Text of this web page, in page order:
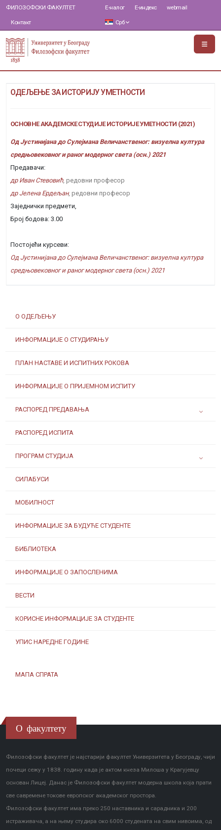
ФИЛОЗОФСКИ ФАКУЛТЕТ
Контакт
Е-налог Е-индекс webmail
Срб
О ОДЕЉЕЊУ
ИНФОРМАЦИЈЕ О СТУДИРАЊУ
ПЛАН НАСТАВЕ И ИСПИТНИХ РОКОВА
ИНФОРМАЦИЈЕ О ПРИЈЕМНОМ ИСПИТУ
РАСПОРЕД ПРЕДАВАЊА
РАСПОРЕД ИСПИТА
ПРОГРАМ СТУДИЈА
СИЛАБУСИ
МОБИЛНОСТ
ИНФОРМАЦИЈЕ ЗА БУДУЋЕ СТУДЕНТЕ
БИБЛИОТЕКА
ИНФОРМАЦИЈЕ О ЗАПОСЛЕНИМА
ВЕСТИ
КОРИСНЕ ИНФОРМАЦИЈЕ ЗА СТУДЕНТЕ
УПИС НАРЕДНЕ ГОДИНЕ
МАПА СПРАТА
ОДЕЉЕЊЕ ЗА ИСТОРИЈУ УМЕТНОСТИ
ОСНОВНЕ АКАДЕМСКЕ СТУДИЈЕ ИСТОРИЈЕ УМЕТНОСТИ (2021)
Од Јустинијана до Сулејмана Величанственог: визуелна култура
средњовековног и раног модерног света (осн.) 2021
Предавачи:
др Иван Стевовић, редовни професор
др Јелена Ердељан, редовни професор
Заједнички предмети,
Број бодова: 3.00
Постојећи курсеви:
Од Јустинијана до Сулејмана Величанственог: визуелна култура
средњовековног и раног модерног света (осн.) 2021
О факултету
Филозофски факултет је најстарији факултет Универзитета у Београду, чији
почеци сежу у 1838. годину када је актом кнеза Милоша у Крагујевцу
основан Лицеј. Данас је Филозофски факултет модерна школа која прати
све савремене токове европског академског простора.
Филозофски факултет има преко 250 наставника и сарадника и 200
истраживача, а на њему студира око 6000 студената на свим нивоима, од